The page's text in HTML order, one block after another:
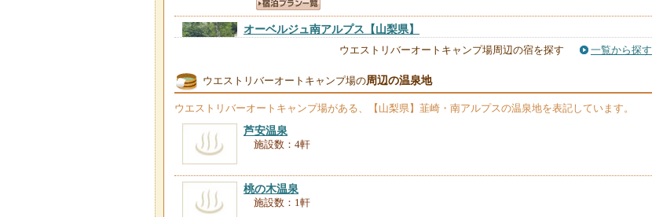
オーベルジュ南アルプス 【山梨県】
芦安温泉 岩園館【山梨県】
お客さまの声（94件） 4.15
ウエストリバーオートキャンプ場周辺の宿を探す 一覧から探す
ウエストリバーオートキャンプ場の周辺の温泉地
ウエストリバーオートキャンプ場がある、【山梨県】韮崎・南アルプスの温泉地を表記しています。
芦安温泉
施設数：4軒
桃の木温泉
施設数：1軒